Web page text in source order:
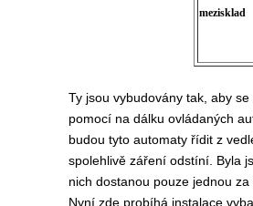
mezisklad
Ty jsou vybudovány tak, aby
pomocí na dálku ovládaných
budou tyto automaty řídit z
spolehlivě záření odstíní. Byla
nich dostanou pouze jednou
Nyní zde probíhá instalace